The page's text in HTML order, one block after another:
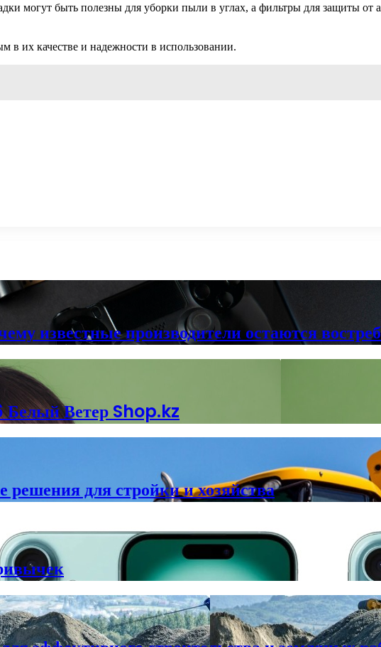
могут быть полезны для уборки пыли в углах, а фильтры для защиты от
в их качестве и надежности в использовании.
известные производители остаются
Белый Ветер Shop.kz
для стройки и хозяйства